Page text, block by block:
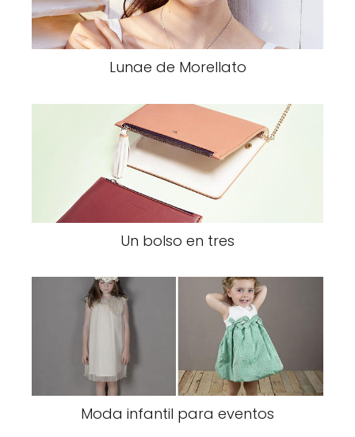
Lunae de Morellato
Un bolso en tres
Moda infantil para eventos